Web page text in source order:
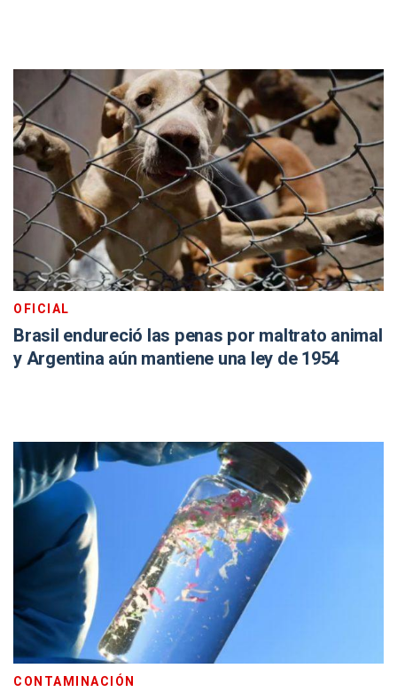
OFICIAL
Brasil endureció las penas por maltrato animal
y Argentina aún mantiene una ley de 1954
CONTAMINACIÓN